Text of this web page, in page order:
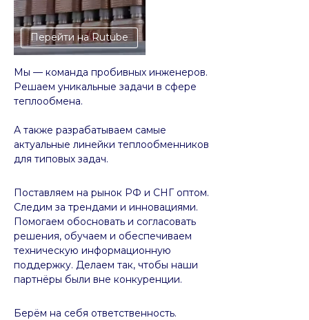
Мы — команда пробивных инженеров.
Решаем уникальные задачи в сфере
теплообмена.
А также разрабатываем самые
актуальные линейки теплообменников
для типовых задач.
Берём на себя ответственность.
Поставляем на рынок РФ и СНГ оптом.
Следим за трендами и инновациями.
Помогаем обосновать и согласовать
решения, обучаем и обеспечиваем
техническую информационную
поддержку. Делаем так, чтобы наши
партнёры были вне конкуренции.
Перейти на Rutube